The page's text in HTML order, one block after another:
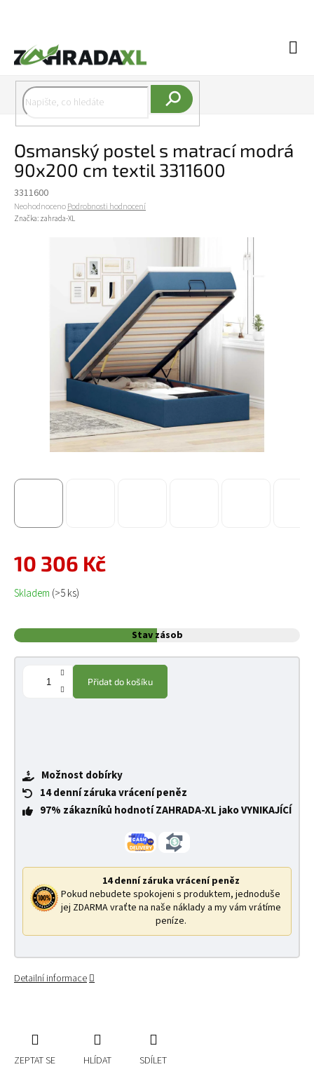
Osmanský postel s matrací modrá
90x200 cm textil 3311600
3311600
Průměrné hodnocení produktu je 0,0 z 5 hvězdiček.
NeohodnocenoPodrobnosti hodnocení
Značka: zahrada-XL
10 306 Kč
Měrná cena:
Skladem (>5 ks)
Stav zásob
Přidat do košíku
Možnost dobírky
14 denní záruka vrácení peněz
97% zákazníků hodnotí ZAHRADA-XL jako VYNIKAJÍCÍ
14 denní záruka vrácení peněz
Pokud nebudete spokojeni s produktem, jednoduše
jej ZDARMA vraťte na naše náklady a my vám vrátíme
peníze.
Detailní informace
ZEPTAT SE HLÍDAT SDÍLET